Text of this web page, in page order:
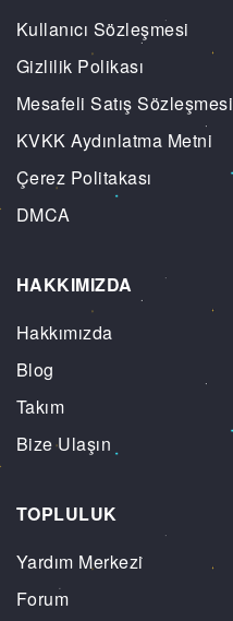
Kullanıcı Sözleşmesi
Gizlilik Polikası
Mesafeli Satış Sözleşmesi
KVKK Aydınlatma Metni
Çerez Politakası
DMCA
HAKKIMIZDA
Hakkımızda
Blog
Takım
Bize Ulaşın
TOPLULUK
Yardım Merkezi
Forum